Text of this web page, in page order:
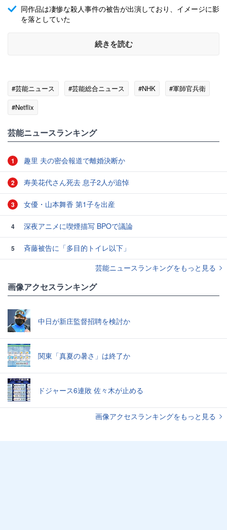
同作品は凄惨な殺人事件の被告が出演しており、イメージに影
を落としていた
続きを読む
#芸能ニュース #芸能総合ニュース #NHK
#軍師官兵衛
#Netflix
芸能ニュースランキング
1 趣里 夫の密会報道で離婚決断か
2 寿美花代さん死去 息子2人が追悼
3 女優・山本舞香 第1子を出産
4 深夜アニメに喫煙描写 BPOで議論
5
斉藤被告に「多目的トイレ以下」
芸能ニュースランキングをもっと見る
画像アクセスランキング
中日が新庄監督招聘を検討か
関東「真夏の暑さ」は終了か
ドジャース6連敗 佐々木が止める
画像アクセスランキングをもっと見る